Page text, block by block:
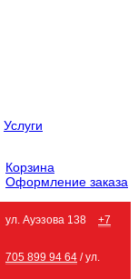
Услуги
Корзина
Оформление заказа
ул. Ауэзова 138 +7
705 899 94 64 / ул.